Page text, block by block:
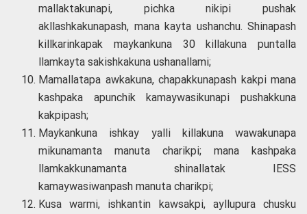
mallaktakunapi, pichka nikipi pushak
akllashkakunapash, mana kayta ushanchu. Shinapash
killkarinkapak maykankuna 30 killakuna puntalla
llamkayta sakishkakuna ushanallami;
Mamallatapa awkakuna, chapakkunapash kakpi mana
kashpaka apunchik kamaywasikunapi pushakkuna
kakpipash;
Maykankuna ishkay yalli killakuna wawakunapa
mikunamanta manuta charikpi; mana kashpaka
llamkakkunamanta shinallatak IESS
kamaywasiwanpash manuta charikpi;
Kusa warmi, ishkantin kawsakpi, ayllupura chusku